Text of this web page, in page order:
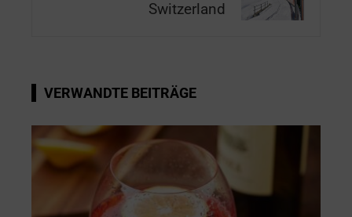
Switzerland
VERWANDTE BEITRÄGE